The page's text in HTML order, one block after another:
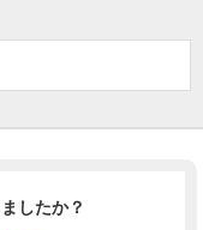
したか？